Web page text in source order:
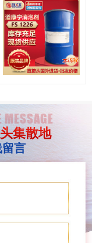
MESSAGE
集散地
言